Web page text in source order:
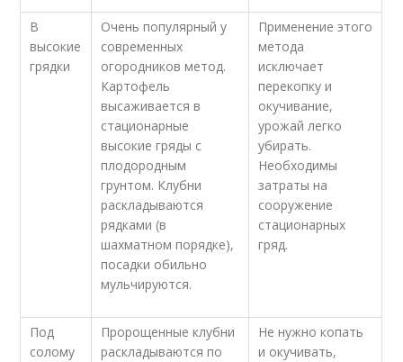
В
высокие
грядки
Очень популярный у
современных
огородников метод.
Картофель
высаживается в
стационарные
высокие гряды с
плодородным
грунтом. Клубни
раскладываются
рядками (в
шахматном порядке),
посадки обильно
мульчируются.
Применение этого
метода
исключает
перекопку и
окучивание,
урожай легко
убирать.
Необходимы
затраты на
сооружение
стационарных
гряд.
Под
солому
Пророщенные клубни
раскладываются по
Не нужно копать
и окучивать,